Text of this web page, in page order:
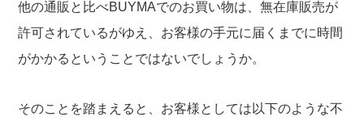
他の通販と比べBUYMAでのお買い物は、無在庫販売が
許可されているがゆえ、お客様の手元に届くまでに時間
がかかるということではないでしょうか。
そのことを踏まえると、お客様としては以下のような不